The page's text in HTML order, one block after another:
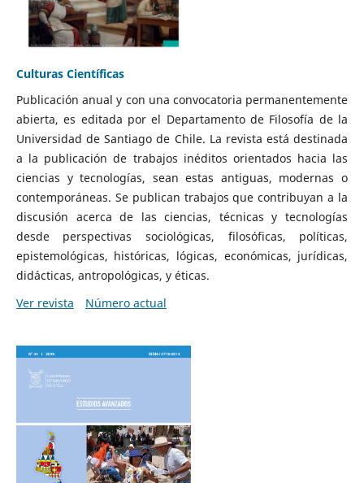
Culturas Científicas
Publicación anual y con una convocatoria permanentemente
abierta, es editada por el Departamento de Filosofía de la
Universidad de Santiago de Chile. La revista está destinada
a la publicación de trabajos inéditos orientados hacia las
ciencias y tecnologías, sean estas antiguas, modernas o
contemporáneas. Se publican trabajos que contribuyan a la
discusión acerca de las ciencias, técnicas y tecnologías
desde perspectivas sociológicas, filosóficas, políticas,
epistemológicas, históricas, lógicas, económicas, jurídicas,
didácticas, antropológicas, y éticas.
Ver revista
Número actual